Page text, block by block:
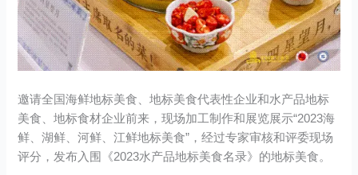
邀请全国海鲜地标美食、地标美食代表性企业和水产品地标
美食、地标食材企业前来，现场加工制作和展览展示“2023海
鲜、湖鲜、河鲜、江鲜地标美食”，经过专家审核和评委现场
评分，发布入围《2023水产品地标美食名录》的地标美食。